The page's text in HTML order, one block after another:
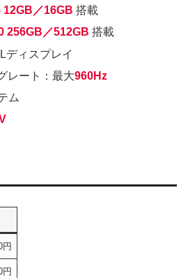
12GB／16GB 搭載
256GB／512GB 搭載
ィスプレイ
レート：最大960Hz
ム
円
円